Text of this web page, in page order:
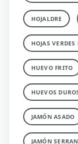
HOJALDRE
HOJAS
HUEVO FRITO
HUEVOS
JAMÓN ASADO
JAMÓN